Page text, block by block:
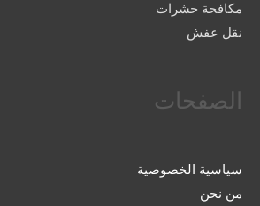
مكافحة حشرات
نقل عفش
الصفحات
سياسية الخصوصية
من نحن